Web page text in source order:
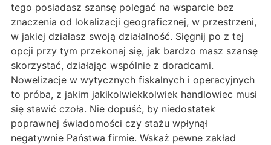
tego posiadasz szansę polegać na wsparcie bez
znaczenia od lokalizacji geograficznej, w przestrzeni,
w jakiej działasz swoją działalność. Sięgnij po z tej
opcji przy tym przekonaj się, jak bardzo masz szansę
skorzystać, działając wspólnie z doradcami.
Nowelizacje w wytycznych fiskalnych i operacyjnych
to próba, z jakim jakikolwiekkolwiek handlowiec musi
się stawić czoła. Nie dopuść, by niedostatek
poprawnej świadomości czy stażu wpłynął
negatywnie Państwa firmie. Wskaż pewne zakład